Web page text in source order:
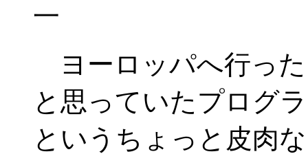
一
ヨーロッパへ行っ
と思っていたプログ
というちょっと皮肉